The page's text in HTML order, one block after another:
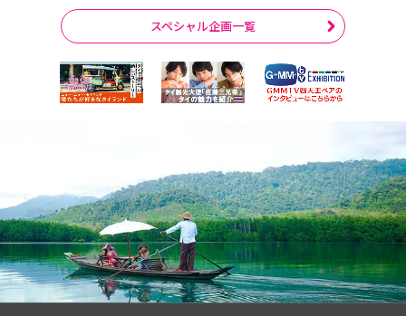
スペシャル企画一覧